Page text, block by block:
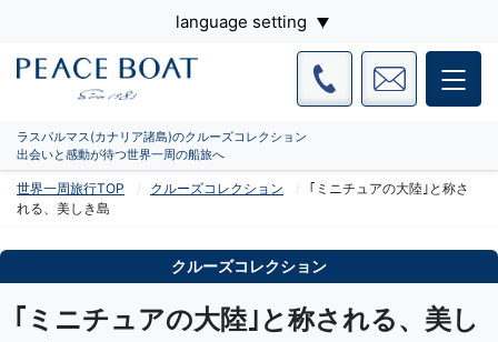
language setting
ラスパルマス(カナリア諸島)のクルーズコレクション
出会いと感動が待つ世界一周の船旅へ
世界一周旅行TOP クルーズコレクション
｢ミニチュアの大陸｣と称さ
れる、美しき島
クルーズコレクション
｢ミニチュアの大陸｣と称される、美し